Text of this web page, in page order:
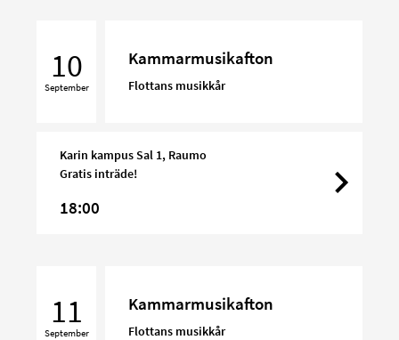
10
September
Kammarmusikafton
Flottans musikkår
Karin kampus Sal 1, Raumo
Gratis inträde!
18:00
11
September
Kammarmusikafton
Flottans musikkår